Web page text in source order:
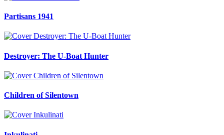
Partisans 1941
Destroyer: The U-Boat Hunter
Children of Silentown